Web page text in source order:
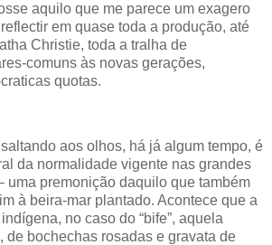
aquilo que me parece um exagero
em quase toda a produção, até
Christie, toda a tralha de
comuns às novas gerações,
quotas.
aos olhos, há já algum tempo, é
da normalidade vigente nas grandes
uma premonição daquilo que também
à beira-mar plantado. Acontece que a
no caso do “bife”, aquela
de bochechas rosadas e gravata de